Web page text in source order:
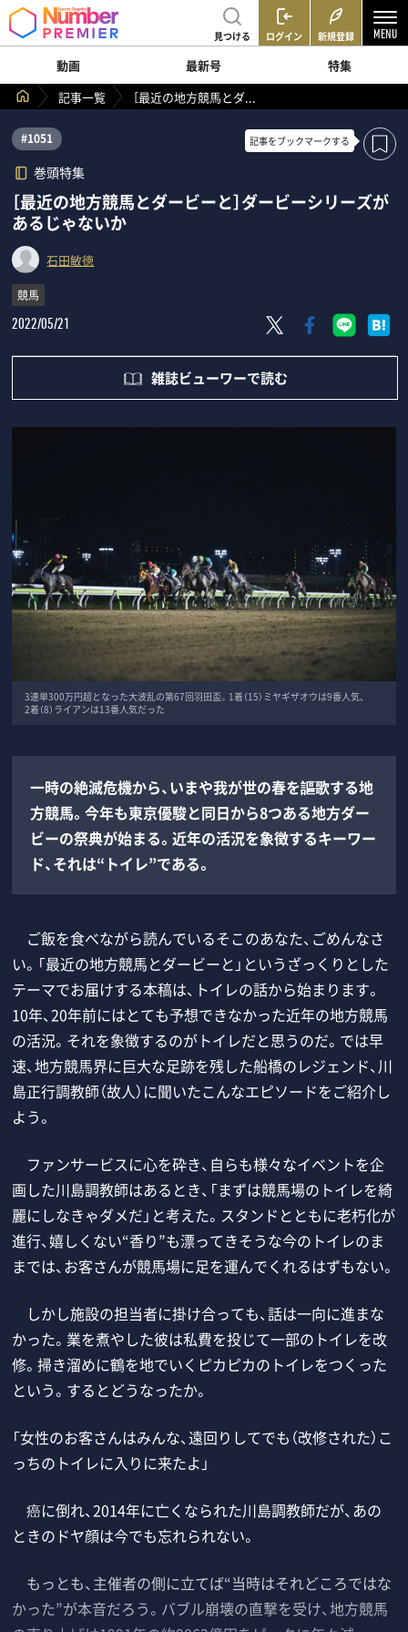
見つける ログイン 新規登録
動画 最新号
特集
記事一覧
［最近の地方競馬とダ...
#1051
巻頭特集
記事をブックマークする
［最近の地方競馬とダービーと］ダービーシリーズが
あるじゃないか
石田敏徳
競馬
2022/05/21
雑誌ビューワーで読む
3連単300万円超となった大波乱の第67回羽田盃。1着（15）ミヤギザオウは9番人気、
2着（8）ライアンは13番人気だった
一時の絶滅危機から、いまや我が世の春を謳歌する地
方競馬。今年も東京優駿と同日から8つある地方ダー
ビーの祭典が始まる。近年の活況を象徴するキーワー
ド、それは“トイレ”である。
ご飯を食べながら読んでいるそこのあなた、ごめんなさ
い。「最近の地方競馬とダービーと」というざっくりとした
テーマでお届けする本稿は、トイレの話から始まります。
10年、20年前にはとても予想できなかった近年の地方競馬
の活況。それを象徴するのがトイレだと思うのだ。では早
速、地方競馬界に巨大な足跡を残した船橋のレジェンド、川
島正行調教師（故人）に聞いたこんなエピソードをご紹介し
よう。
ファンサービスに心を砕き、自らも様々なイベントを企
画した川島調教師はあるとき、「まずは競馬場のトイレを綺
麗にしなきゃダメだ」と考えた。スタンドとともに老朽化が
進行、嬉しくない“香り”も漂ってきそうな今のトイレのま
までは、お客さんが競馬場に足を運んでくれるはずもない。
しかし施設の担当者に掛け合っても、話は一向に進まな
かった。業を煮やした彼は私費を投じて一部のトイレを改
修。掃き溜めに鶴を地でいくピカピカのトイレをつくった
という。するとどうなったか。
「女性のお客さんはみんな、遠回りしてでも（改修された）こ
っちのトイレに入りに来たよ」
癌に倒れ、2014年に亡くなられた川島調教師だが、あの
ときのドヤ顔は今でも忘れられない。
もっとも、主催者の側に立てば“当時はそれどころではな
かった”が本音だろう。バブル崩壊の直撃を受け、地方競馬